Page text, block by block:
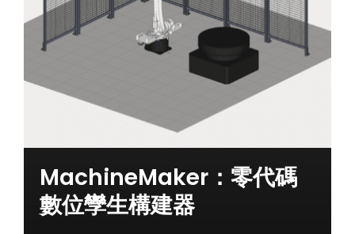
MachineMaker：零代碼
數位孿生構建器